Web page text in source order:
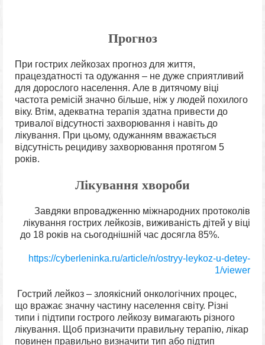
Прогноз
При гострих лейкозах прогноз для життя,
працездатності та одужання – не дуже сприятливий
для дорослого населення. Але в дитячому віці
частота ремісій значно більше, ніж у людей похилого
віку. Втім, адекватна терапія здатна привести до
тривалої відсутності захворювання і навіть до
лікування. При цьому, одужанням вважається
відсутність рецидиву захворювання протягом 5
років.
Лікування хвороби
Завдяки впровадженню міжнародних протоколів
лікування гострих лейкозів, виживаність дітей у віці
до 18 років на сьогоднішній час досягла 85%.
https://cyberleninka.ru/article/n/ostryy-leykoz-u-detey-
1/viewer
Гострий лейкоз – злоякісний онкологічних процес,
що вражає значну частину населення світу. Різні
типи і підтипи гострого лейкозу вимагають різного
лікування. Щоб призначити правильну терапію, лікар
повинен правильно визначити тип або підтип